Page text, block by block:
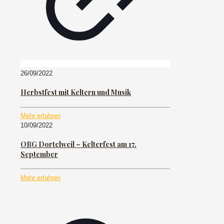
26/09/2022
Herbstfest mit Keltern und Musik
Mehr erfahren
10/09/2022
OBG Dortelweil – Kelterfest am 17.
September
Mehr erfahren